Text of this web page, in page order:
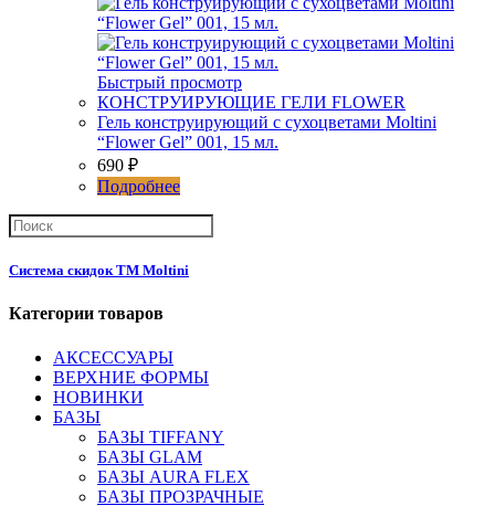
Быстрый просмотр
КОНСТРУИРУЮЩИЕ ГЕЛИ FLOWER
Гель конструирующий с сухоцветами Moltini
“Flower Gel” 001, 15 мл.
690 ₽
Подробнее
Система скидок ТМ Moltini
Категории товаров
АКСЕССУАРЫ
ВЕРХНИЕ ФОРМЫ
НОВИНКИ
БАЗЫ
БАЗЫ TIFFANY
БАЗЫ GLAM
БАЗЫ AURA FLEX
БАЗЫ ПРОЗРАЧНЫЕ